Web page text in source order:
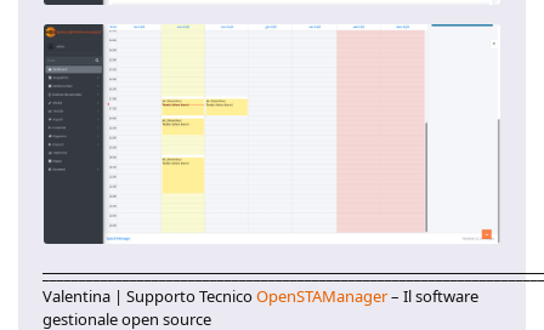
Valentina | Supporto TecnicoOpenSTAManager– Il software
gestionale open source